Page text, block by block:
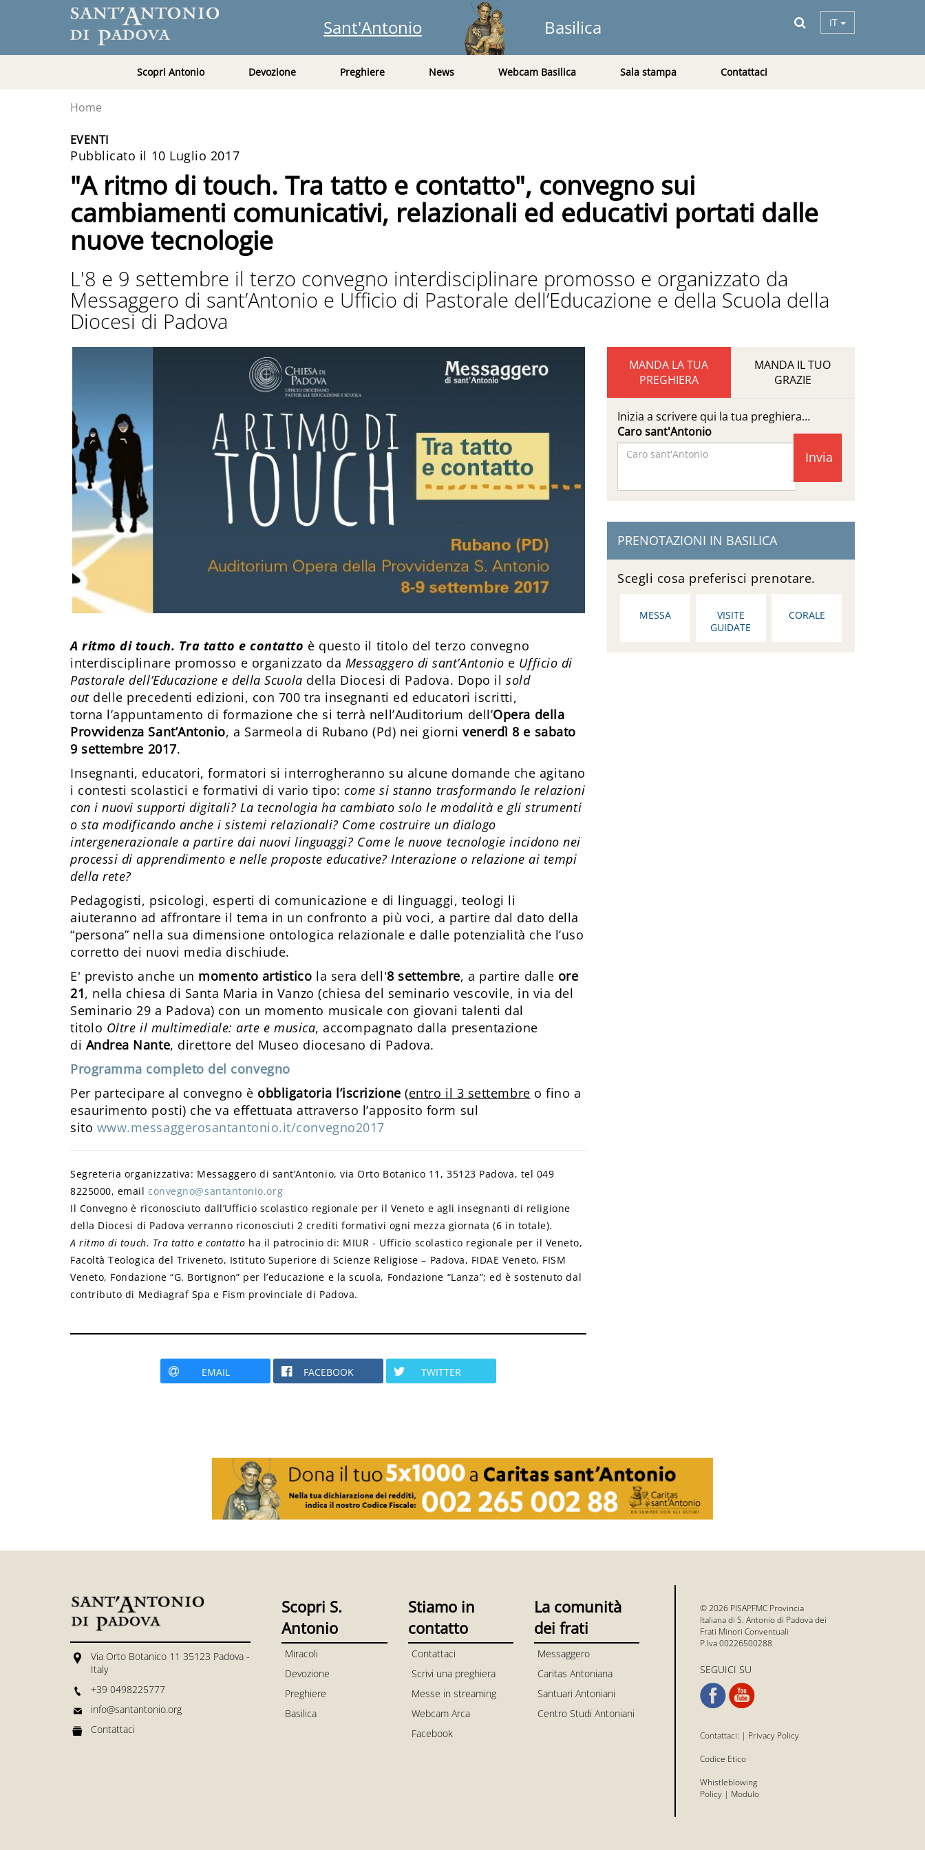
Sant'Antonio Basilica IT
Scopri Antonio Devozione Preghiere News Webcam Basilica Sala stampa Contattaci
Home
EVENTI
Pubblicato il 10 Luglio 2017
"A ritmo di touch. Tra tatto e contatto", convegno sui
cambiamenti comunicativi, relazionali ed educativi portati dalle
nuove tecnologie
L'8 e 9 settembre il terzo convegno interdisciplinare promosso e organizzato da
Messaggero di sant’Antonio e Ufficio di Pastorale dell’Educazione e della Scuola della
Diocesi di Padova
A ritmo di touch. Tra tatto e contatto è questo il titolo del terzo convegno
interdisciplinare promosso e organizzato da Messaggero di sant’Antonio e Ufficio di
Pastorale dell’Educazione e della Scuola della Diocesi di Padova. Dopo il sold
outdelle precedenti edizioni, con 700 tra insegnanti ed educatori iscritti,
torna l’appuntamento di formazione che si terrà nell’Auditorium dell’Opera della
Provvidenza Sant’Antonio, a Sarmeola di Rubano (Pd) nei giornivenerdì 8 e sabato
9 settembre 2017.
Insegnanti, educatori, formatori si interrogheranno su alcune domande che agitano
i contesti scolastici e formativi di vario tipo:come si stanno trasformando le relazioni
con i nuovi supporti digitali? La tecnologia ha cambiato solo le modalità e gli strumenti
o sta modificando anche i sistemi relazionali? Come costruire un dialogo
intergenerazionale a partire dai nuovi linguaggi? Come le nuove tecnologie incidono nei
processi di apprendimento e nelle proposte educative? Interazione o relazione ai tempi
della rete?
Pedagogisti, psicologi, esperti di comunicazione e di linguaggi, teologi li
aiuteranno ad affrontare il tema in un confronto a più voci, a partire dal dato della
“persona” nella sua dimensione ontologica relazionale e dalle potenzialità che l’uso
corretto dei nuovi media dischiude.
E' previsto anche un momento artistico la sera dell'8 settembre, a partire dalle ore
21, nella chiesa di Santa Maria in Vanzo (chiesa del seminario vescovile, in via del
Seminario 29 a Padova) con un momento musicale con giovani talenti dal
titolo Oltre il multimediale: arte e musica, accompagnato dalla presentazione
di Andrea Nante, direttore del Museo diocesano di Padova.
Programma completo del convegno
Per partecipare al convegno è obbligatoria l’iscrizione (entro il 3 settembre o fino a
esaurimento posti) che va effettuata attraverso l’apposito form sul
sito www.messaggerosantantonio.it/convegno2017
Segreteria organizzativa: Messaggero di sant’Antonio, via Orto Botanico 11, 35123 Padova, tel 049
8225000, emailconvegno@santantonio.org
Il Convegno è riconosciuto dall’Ufficio scolastico regionale per il Veneto e agli insegnanti di religione
della Diocesi di Padova verranno riconosciuti 2 crediti formativi ogni mezza giornata (6 in totale).
A ritmo di touch. Tra tatto e contatto ha il patrocinio di: MIUR - Ufficio scolastico regionale per il Veneto,
Facoltà Teologica del Triveneto, Istituto Superiore di Scienze Religiose – Padova, FIDAE Veneto, FISM
Veneto, Fondazione “G. Bortignon” per l’educazione e la scuola, Fondazione “Lanza”; ed è sostenuto dal
contributo di Mediagraf Spa e Fism provinciale di Padova.
EMAIL FACEBOOK TWITTER
MANDA LA TUA
PREGHIERA
MANDA IL TUO
GRAZIE
Inizia a scrivere qui la tua preghiera…
Caro sant'Antonio
PRENOTAZIONI IN BASILICA
Scegli cosa preferisci prenotare.
MESSA
VISITE
GUIDATE
CORALE
Via Orto Botanico 11 35123 Padova -
Italy
+39 0498225777
info@santantonio.org
Contattaci
Scopri S.
Antonio
Miracoli
Devozione
Preghiere
Basilica
Stiamo in
contatto
Contattaci
Scrivi una preghiera
Messe in streaming
Webcam Arca
Facebook
La comunità
dei frati
Messaggero
Caritas Antoniana
Santuari Antoniani
Centro Studi Antoniani
© 2026 PISAPFMC Provincia
Italiana di S. Antonio di Padova dei
Frati Minori Conventuali
P.Iva 00226500288
SEGUICI SU
Contattaci: | Privacy Policy
Codice Etico
Whistleblowing
Policy| Modulo